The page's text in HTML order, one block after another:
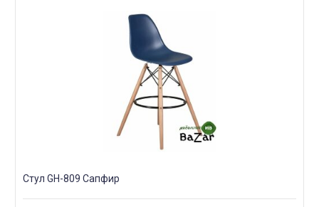
Стул GH-809 Сапфир